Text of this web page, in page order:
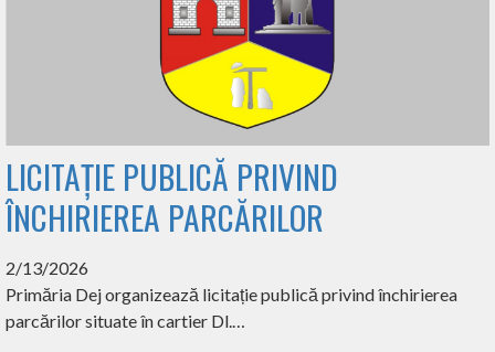
LICITAȚIE PUBLICĂ PRIVIND
ÎNCHIRIEREA PARCĂRILOR
2/13/2026
Primăria Dej organizează licitație publică privind închirierea
parcărilor situate în cartier Dl.…